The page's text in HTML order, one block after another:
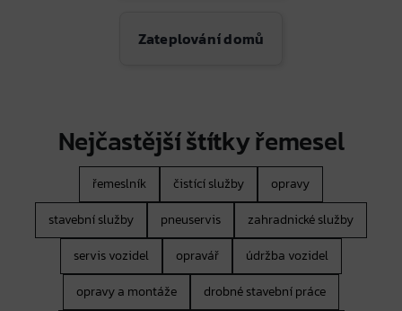
Zateplování domů
Nejčastější štítky řemesel
řemeslník čistící služby
opravy
stavební služby
pneuservis
zahradnické služby
servis vozidel
opravář
údržba vozidel
opravy a montáže
drobné stavební práce